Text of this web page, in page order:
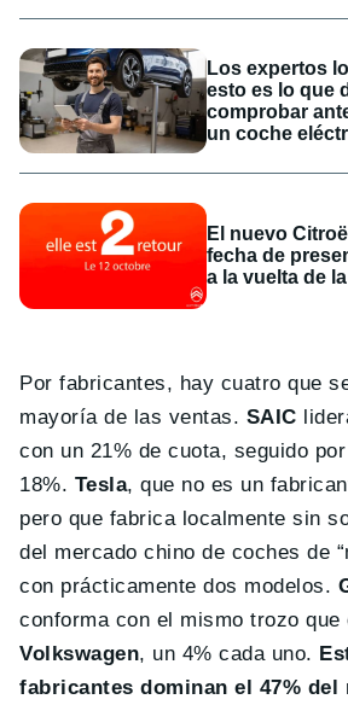
Los expertos
esto es lo que
comprobar
un coche
El nuevo
fecha de
a la vuelta de
Por fabricantes, hay cuatro que
mayoría de las ventas. SAIC
con un 21% de cuota, seguido por
18%. Tesla, que no es un
pero que fabrica localmente sin
del mercado chino de coches de
con prácticamente dos modelos.
conforma con el mismo trozo que
Volkswagen, un 4% cada uno.
fabricantes dominan el 47% del